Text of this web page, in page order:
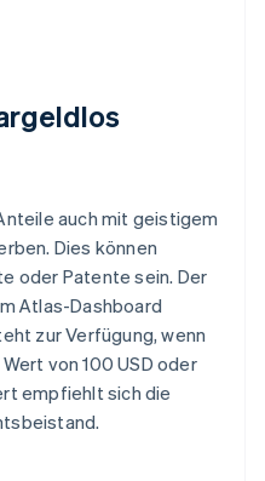
auch mit geistigem
Dies können
oder Patente sein. Der
Atlas-Dashboard
zur Verfügung, wenn
von 100 USD oder
empfiehlt sich die